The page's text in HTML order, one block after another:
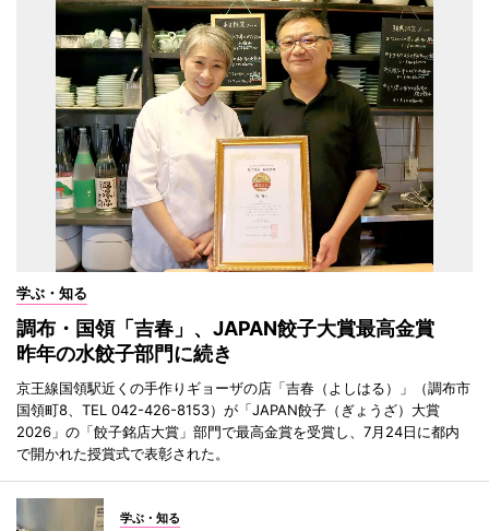
学ぶ・知る
調布・国領「吉春」、JAPAN餃子大賞最高金賞
昨年の水餃子部門に続き
京王線国領駅近くの手作りギョーザの店「吉春（よしはる）」（調布市
国領町8、TEL 042-426-8153）が「JAPAN餃子（ぎょうざ）大賞
2026」の「餃子銘店大賞」部門で最高金賞を受賞し、7月24日に都内
で開かれた授賞式で表彰された。
学ぶ・知る